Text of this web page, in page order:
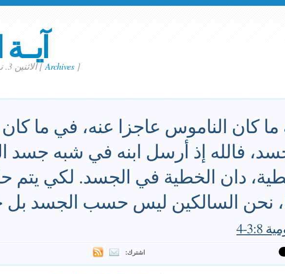
الاثنين 3. نوفمبر 2025[Archives]
ما كان الناموس عاجزا عنه، في ما
فالله إذ أرسل ابنه في شبه جسد
دان الخطية في الجسد. لكي يتم
نحن السالكين ليس حسب الجسد
3:8-4
اشترك: